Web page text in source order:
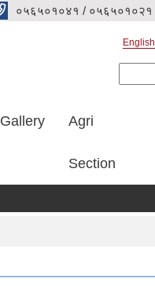
०५६५०१०४१ / ०५६५०१०२१
English
Gallery Agri
Section